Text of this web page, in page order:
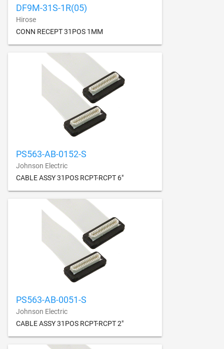
DF9M-31S-1R(05)
Hirose
CONN RECEPT 31POS 1MM
PS563-AB-0152-S
Johnson Electric
CABLE ASSY 31POS RCPT-RCPT 6"
PS563-AB-0051-S
Johnson Electric
CABLE ASSY 31POS RCPT-RCPT 2"